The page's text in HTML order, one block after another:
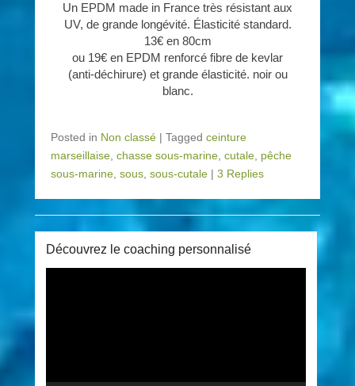
Un EPDM made in France très résistant aux
UV, de grande longévité. Élasticité standard.
13€ en 80cm
ou 19€ en EPDM renforcé fibre de kevlar
(anti-déchirure) et grande élasticité. noir ou
blanc.
Posted in Non classé | Tagged ceinture
marseillaise chasse sous-marine cutale pêche
sous-marine sous sous-cutale | 3 Replies
Découvrez le coaching personnalisé